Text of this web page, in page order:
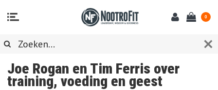
0
Joe Rogan en Tim Ferris over
training, voeding en geest